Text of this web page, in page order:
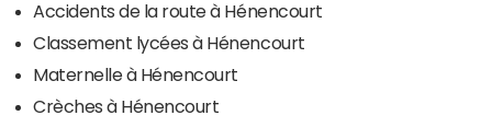
Accidents de la route à Hénencourt
Classement lycées à Hénencourt
Maternelle à Hénencourt
Crèches à Hénencourt